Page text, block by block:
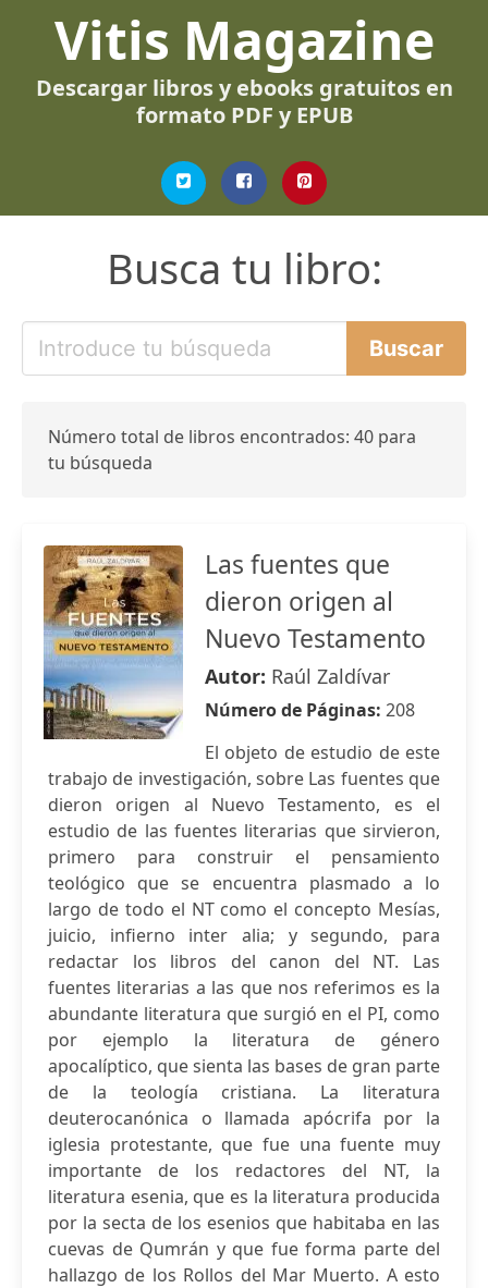
Vitis Magazine
Descargar libros y ebooks gratuitos en
formato PDF y EPUB
Busca tu libro:
Número total de libros encontrados: 40 para
tu búsqueda
Las fuentes que
dieron origen al
Nuevo Testamento
Autor: Raúl Zaldívar
Número de Páginas: 208
El objeto de estudio de este
trabajo de investigación, sobre Las fuentes que
dieron origen al Nuevo Testamento, es el
estudio de las fuentes literarias que sirvieron,
primero para construir el pensamiento
teológico que se encuentra plasmado a lo
largo de todo el NT como el concepto Mesías,
juicio, infierno inter alia; y segundo, para
redactar los libros del canon del NT. Las
fuentes literarias a las que nos referimos es la
abundante literatura que surgió en el PI, como
por ejemplo la literatura de género
apocalíptico, que sienta las bases de gran parte
de la teología cristiana. La literatura
deuterocanónica o llamada apócrifa por la
iglesia protestante, que fue una fuente muy
importante de los redactores del NT, la
literatura esenia, que es la literatura producida
por la secta de los esenios que habitaba en las
cuevas de Qumrán y que fue forma parte del
hallazgo de los Rollos del Mar Muerto. A esto